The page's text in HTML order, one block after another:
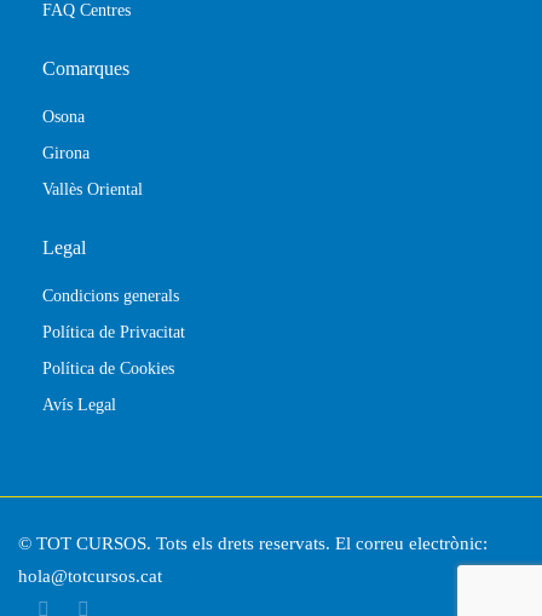
FAQ Centres
Comarques
Osona
Girona
Vallès Oriental
Legal
Condicions generals
Política de Privacitat
Política de Cookies
Avís Legal
© TOT CURSOS. Tots els drets reservats. El correu electrònic:
hola@totcursos.cat